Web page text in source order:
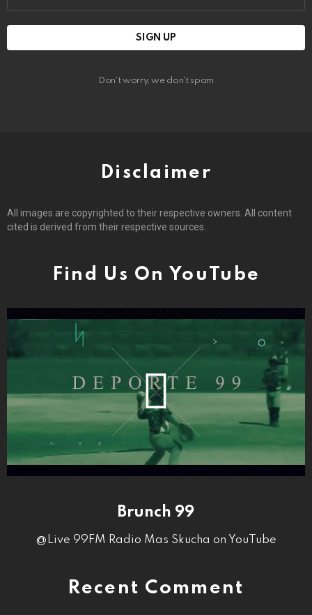
Don't worry, we don't spam
Disclaimer
All images are copyrighted to their respective owners. All content
cited is derived from their respective sources.
Find Us On YouTube
Brunch 99
@Live 99FM Radio Mas Skucha on YouTube
Recent Comment